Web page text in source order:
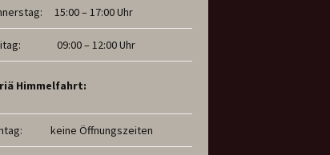
15:00 – 17:00 Uhr
09:00 – 12:00 Uhr
Himmelfahrt:
keine Öffnungszeiten